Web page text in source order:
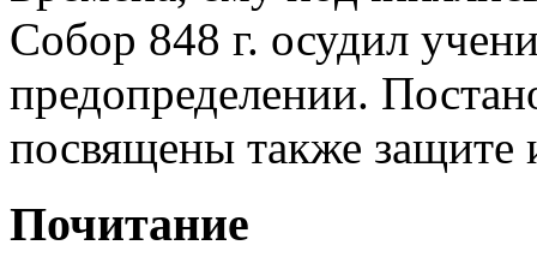
Собор 848 г. осудил
предопределении.
посвящены также
Почитание